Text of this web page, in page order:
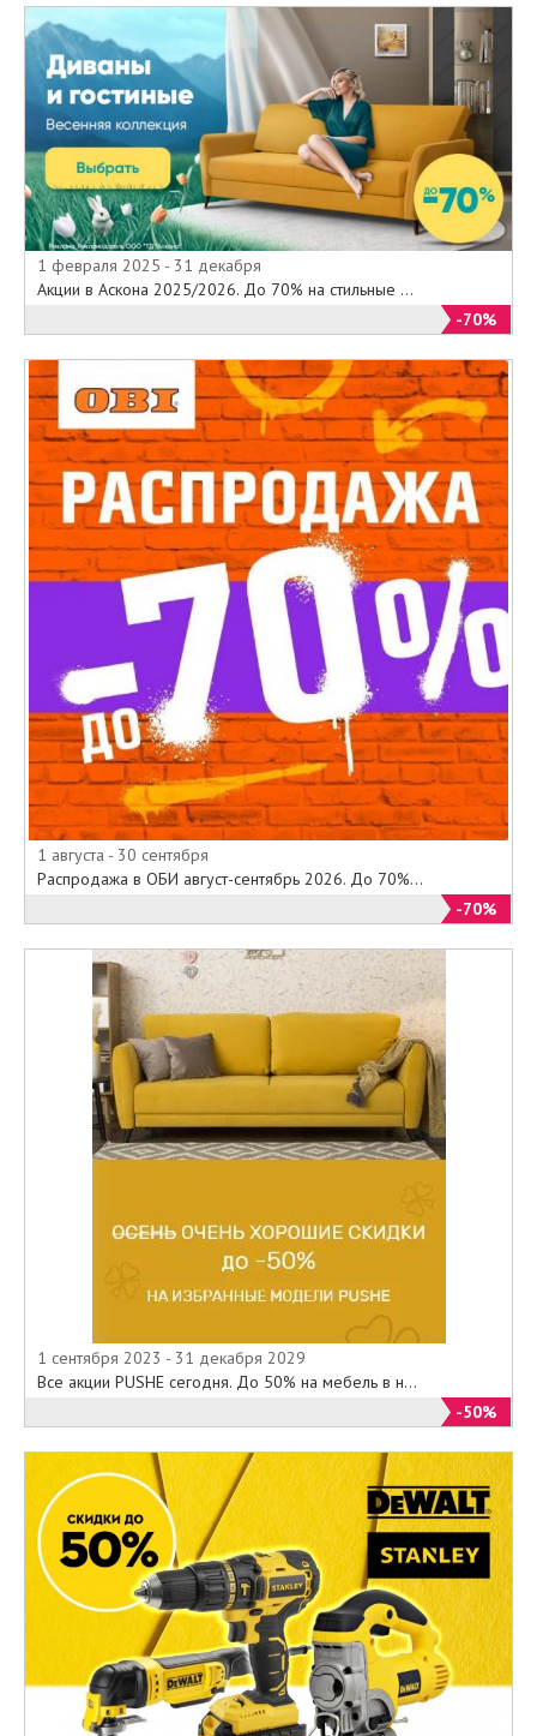
1 февраля 2025 - 31 декабря
Акции в Аскона 2025/2026. До 70% на стильные ...
-70%
1 августа - 30 сентября
Распродажа в ОБИ август-сентябрь 2026. До 70%...
-70%
1 сентября 2023 - 31 декабря 2029
Все акции PUSHE сегодня. До 50% на мебель в н...
-50%